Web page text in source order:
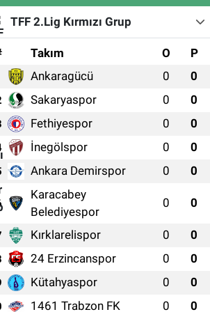
TFF 2.Lig Kırmızı Grup
Takım O P
Ankaragücü 0 0
Sakaryaspor 0 0
Fethiyespor 0 0
İnegölspor 0 0
Ankara Demirspor 0 0
Karacabey
Belediyespor
0 0
Kırklarelispor 0 0
24 Erzincanspor 0 0
Kütahyaspor 0 0
1461 Trabzon FK 0 0